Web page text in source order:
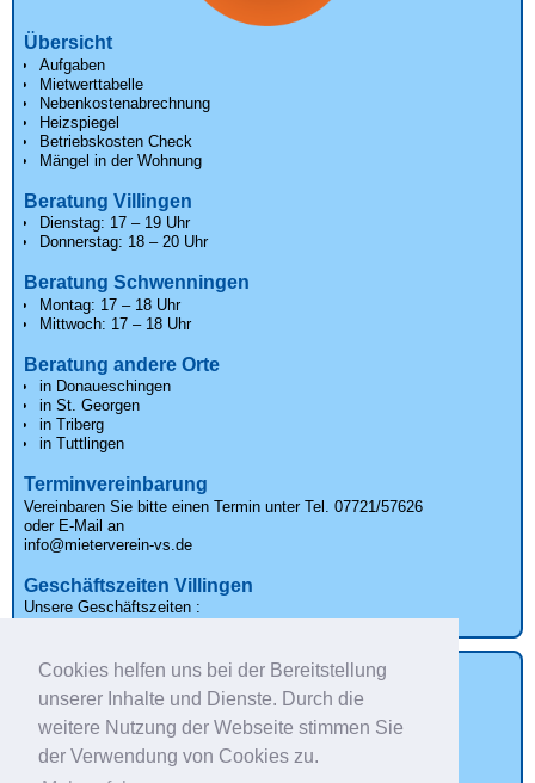
Cookies helfen uns bei der Bereitstellung
unserer Inhalte und Dienste. Durch die
weitere Nutzung der Webseite stimmen Sie
der Verwendung von Cookies zu.
Übersicht
Aufgaben
Mietwerttabelle
Nebenkostenabrechnung
Heizspiegel
Betriebskosten Check
Mängel in der Wohnung
Beratung Villingen
Dienstag: 17 – 19 Uhr
Donnerstag: 18 – 20 Uhr
Beratung Schwenningen
Montag: 17 – 18 Uhr
Mittwoch: 17 – 18 Uhr
Beratung andere Orte
in Donaueschingen
in St. Georgen
in Triberg
in Tuttlingen
Terminvereinbarung
Vereinbaren Sie bitte einen Termin unter Tel. 07721/57626
oder E-Mail an
info@mieterverein-vs.de
Geschäftszeiten Villingen
Unsere Geschäftszeiten :
Betriebskosten Check